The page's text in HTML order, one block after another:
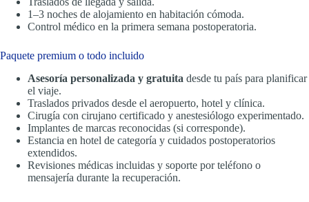
1–3 noches de alojamiento en habitación cómoda.
Control médico en la primera semana postoperatoria.
Paquete premium o todo incluido
Asesoría personalizada y gratuita desde tu país para planificar
el viaje.
Traslados privados desde el aeropuerto, hotel y clínica.
Cirugía con cirujano certificado y anestesiólogo experimentado.
Implantes de marcas reconocidas (si corresponde).
Estancia en hotel de categoría y cuidados postoperatorios
extendidos.
Revisiones médicas incluidas y soporte por teléfono o
mensajería durante la recuperación.